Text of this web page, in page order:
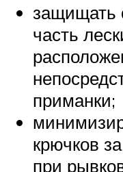
защищать
часть
приманки;
крючков
при